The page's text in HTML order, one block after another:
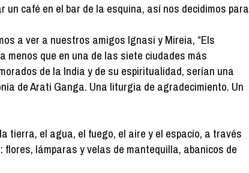
un café en el bar de la esquina, así nos decidimos para
a ver a nuestros amigos Ignasi y Mireia, “Els
menos que en una de las siete ciudades más
de la India y de su espiritualidad, serían una
de Arati Ganga. Una liturgia de agradecimiento. Un
tierra, el agua, el fuego, el aire y el espacio, a través
lámparas y velas de mantequilla, abanicos de